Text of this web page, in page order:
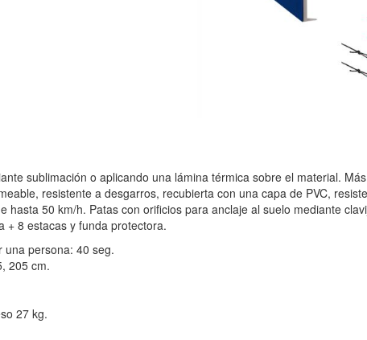
sublimación o aplicando una lámina térmica sobre el material.
resistente a desgarros, recubierta con una capa de PVC,
hasta 50 km/h. Patas con orificios para anclaje al suelo mediante
+ 8 estacas y funda protectora.
una persona: 40 seg.
205 cm.
27 kg.